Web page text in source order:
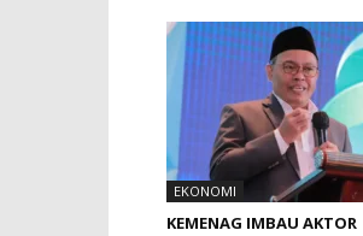
EKONOMI
KEMENAG IMBAU AKTOR